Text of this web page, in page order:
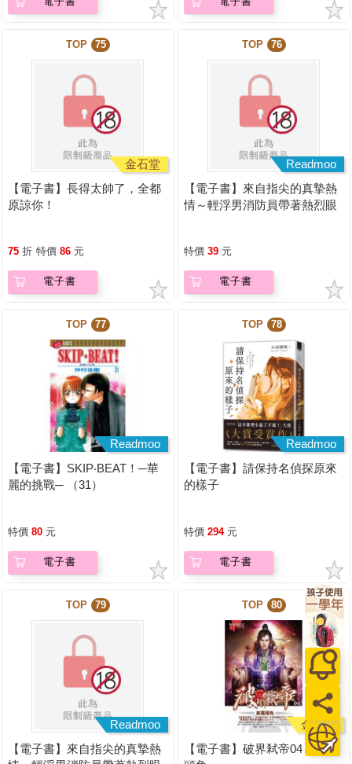
TOP 75
金石堂
【電子書】長得太帥了，全都
原諒你！
75 折 特價 86 元
電子書
TOP 76
Readmoo
【電子書】來自指尖的真摯熱
情～輕浮男消防員帶著熱烈眼
特價 39 元
電子書
TOP 77
Readmoo
【電子書】SKIP‧BEAT！─華
麗的挑戰─ （31）
特價 80 元
電子書
TOP 78
Readmoo
【電子書】請保持名偵探原來
的樣子
特價 294 元
電子書
TOP 79
Readmoo
【電子書】來自指尖的真摯熱
TOP 80
金石堂
【電子書】破界弒帝04：嶄露